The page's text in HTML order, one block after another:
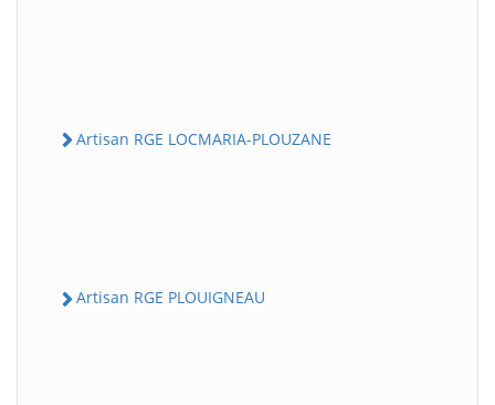
Artisan RGE LOCMARIA-PLOUZANE
Artisan RGE PLOUIGNEAU